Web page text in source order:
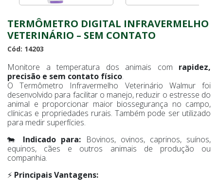
TERMÔMETRO DIGITAL INFRAVERMELHO
VETERINÁRIO – SEM CONTATO
Cód: 14203
Monitore a temperatura dos animais com rapidez,
precisão e sem contato físico.
O Termômetro Infravermelho Veterinário Walmur foi
desenvolvido para facilitar o manejo, reduzir o estresse do
animal e proporcionar maior biossegurança no campo,
clínicas e propriedades rurais. Também pode ser utilizado
para medir superfícies.
🐄 Indicado para: Bovinos, ovinos, caprinos, suínos,
equinos, cães e outros animais de produção ou
companhia.
⚡ Principais Vantagens: